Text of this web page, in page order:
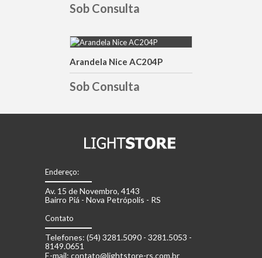
Sob Consulta
DETALHES
Arandela Nice AC204P
Sob Consulta
Endereço:
Av. 15 de Novembro, 4143
Bairro Piá - Nova Petrópolis - RS
Contato
Telefones: (54) 3281.5090 - 3281.5053 -
8149.0651
E-mail: contato@lightstore-rs.com.br